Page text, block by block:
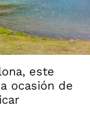
este
ocasión de